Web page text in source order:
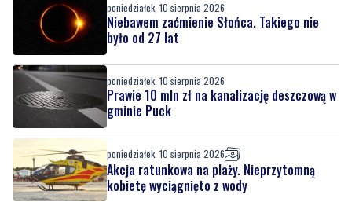
poniedziałek, 10 sierpnia 2026
Niebawem zaćmienie Słońca. Takiego nie
było od 27 lat
poniedziałek, 10 sierpnia 2026
Prawie 10 mln zł na kanalizację deszczową w
gminie Puck
poniedziałek, 10 sierpnia 2026
Akcja ratunkowa na plaży. Nieprzytomną
kobietę wyciągnięto z wody